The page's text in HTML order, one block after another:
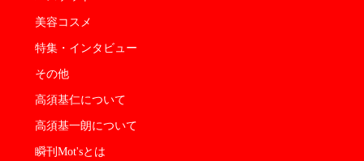
美容コスメ
特集・インタビュー
その他
高須基仁について
高須基一朗について
瞬刊Mot'sとは